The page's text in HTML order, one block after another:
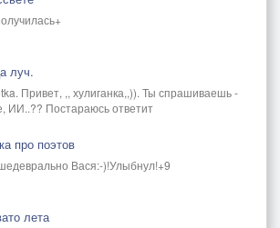
луч.
Привет, ,, хулиганка,,)). Ты спрашиваешь -
ИИ..?? Постараюсь ответит
про поэтов
Вася:-)!Улыбнул!+9
лета